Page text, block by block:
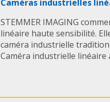
Caméras industrielles
STEMMER IMAGING
linéaire haute sensibilité.
caméra industrielle
Caméra industrielle linéaire